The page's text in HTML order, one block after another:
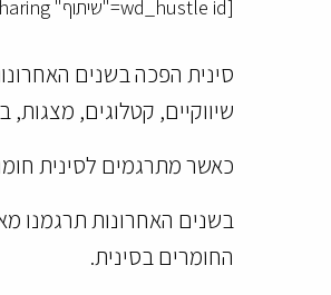
[wd_hustle id="שיתוף" type="social_sharing"]
סינית הפכה בשנים
שיווקיים, קטלוגים,
כאשר מתרגמים לסינית
בשנים האחרונות תרגמנו
החומרים בסינית.